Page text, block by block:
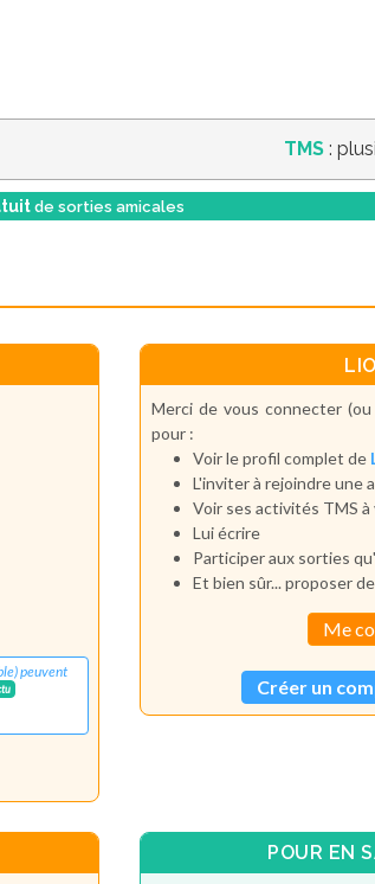
TMS :
de sorties amicales
peuvent
Merci de vous connecter
pour :
Voir le profil complet de
L'inviter à rejoindre une
Voir ses activités TMS à
Lui écrire
Participer aux sorties
Et bien sûr... proposer
Me
Créer un
POUR EN